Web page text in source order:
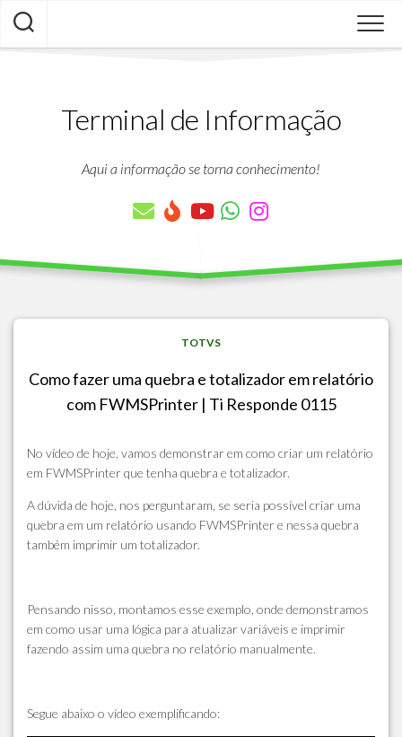
Skip
content
Terminal de Informação
Aqui a informação se torna conhecimento!
TOTVS
Como fazer uma quebra e totalizador em relatório
com FWMSPrinter | Ti Responde 0115
No vídeo de hoje, vamos demonstrar em como criar um relatório
em FWMSPrinter que tenha quebra e totalizador.
A dúvida de hoje, nos perguntaram, se seria possível criar uma
quebra em um relatório usando FWMSPrinter e nessa quebra
também imprimir um totalizador.
Pensando nisso, montamos esse exemplo, onde demonstramos
em como usar uma lógica para atualizar variáveis e imprimir
fazendo assim uma quebra no relatório manualmente.
Segue abaixo o vídeo exemplificando: